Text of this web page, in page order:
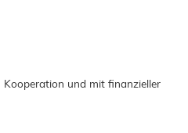
und mit finanzieller